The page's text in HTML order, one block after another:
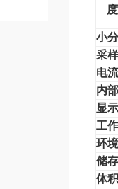
度
小
采
电
内
显
工
环
储
体